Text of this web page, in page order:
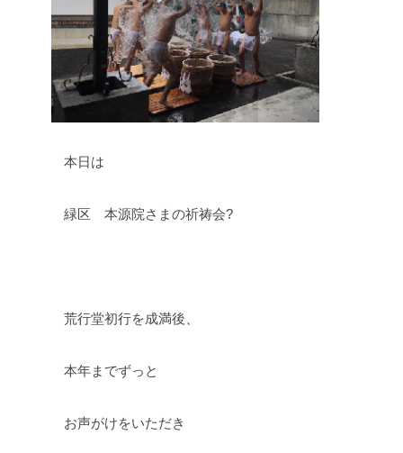
本日は
緑区 本源院さまの祈祷会?
荒行堂初行を成満後、
本年までずっと
お声がけをいただき